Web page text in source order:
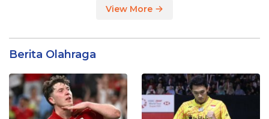
View More
Berita Olahraga